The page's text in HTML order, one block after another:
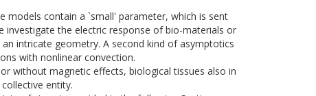
models contain a `small' parameter, which is sent
the electric response of bio-materials or
intricate geometry. A second kind of asymptotics
with nonlinear convection.
without magnetic effects, biological tissues also in
entity.